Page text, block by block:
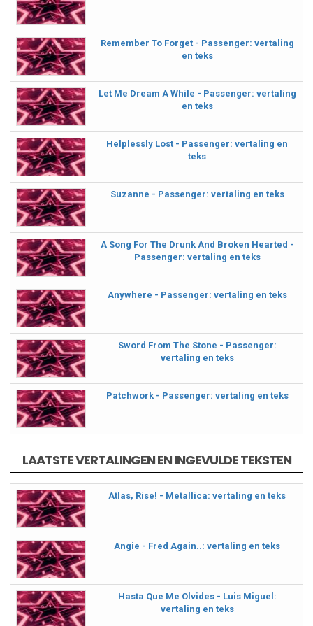
Remember To Forget - Passenger: vertaling
en teks
Let Me Dream A While - Passenger: vertaling
en teks
Helplessly Lost - Passenger: vertaling en
teks
Suzanne - Passenger: vertaling en teks
A Song For The Drunk And Broken Hearted -
Passenger: vertaling en teks
Anywhere - Passenger: vertaling en teks
Sword From The Stone - Passenger:
vertaling en teks
Patchwork - Passenger: vertaling en teks
LAATSTE VERTALINGEN EN INGEVULDE TEKSTEN
Atlas, Rise! - Metallica: vertaling en teks
Angie - Fred Again..: vertaling en teks
Hasta Que Me Olvides - Luis Miguel:
vertaling en teks